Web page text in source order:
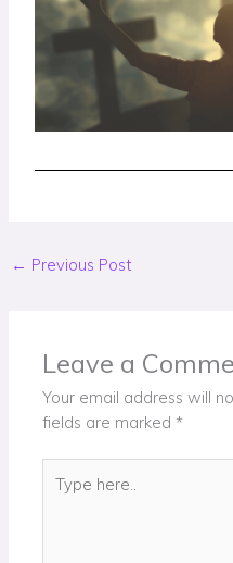
← Previous Post
Leave a
Your email address will
fields are marked *
here..